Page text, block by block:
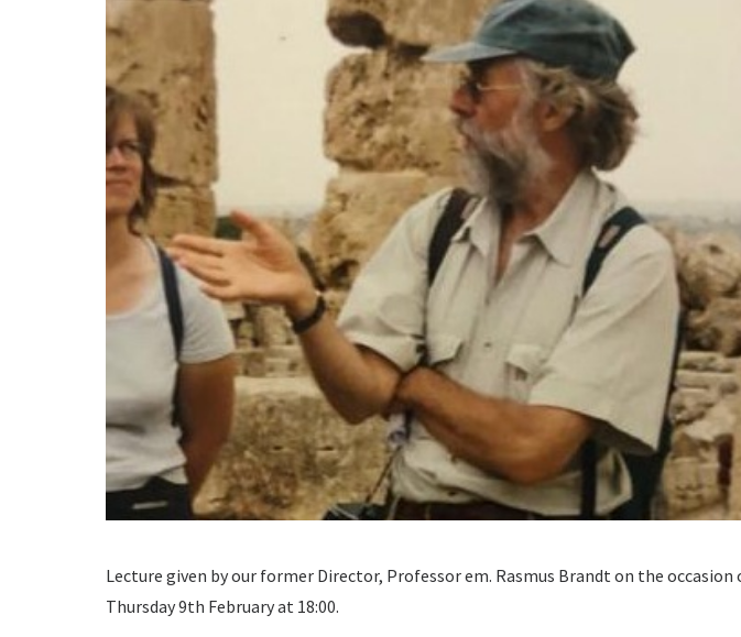
Lecture given by our former Director, Professor em. Rasmus Brandt on the
Thursday 9th February at 18:00.